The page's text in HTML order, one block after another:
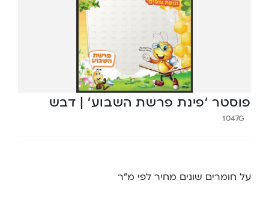
פוסטר ‘פינת פרשת השבוע’ | דבש
1047G
על חומרים שונים מחיר לפי מ”ר